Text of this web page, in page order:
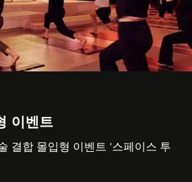
이벤트
결합 몰입형 이벤트 '스페이스 투